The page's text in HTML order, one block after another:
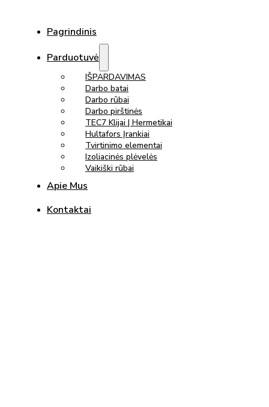
Pagrindinis
Parduotuvė
IŠPARDAVIMAS
Darbo batai
Darbo rūbai
Darbo pirštinės
TEC7 Klijai | Hermetikai
Hultafors Įrankiai
Tvirtinimo elementai
Izoliacinės plėvelės
Vaikiški rūbai
Apie Mus
Kontaktai